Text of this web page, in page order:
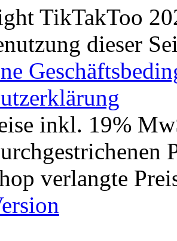
TikTakToo
dieser
inkl. 19%
verlangte